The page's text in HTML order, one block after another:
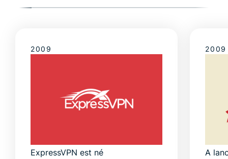
2009
ExpressVPN est né
2009
A